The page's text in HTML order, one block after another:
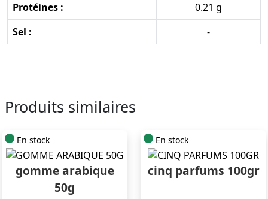
Protéines :
0.21 g
Sel :
-
Produits similaires
En stock
gomme arabique
50g
En stock
cinq parfums 100gr